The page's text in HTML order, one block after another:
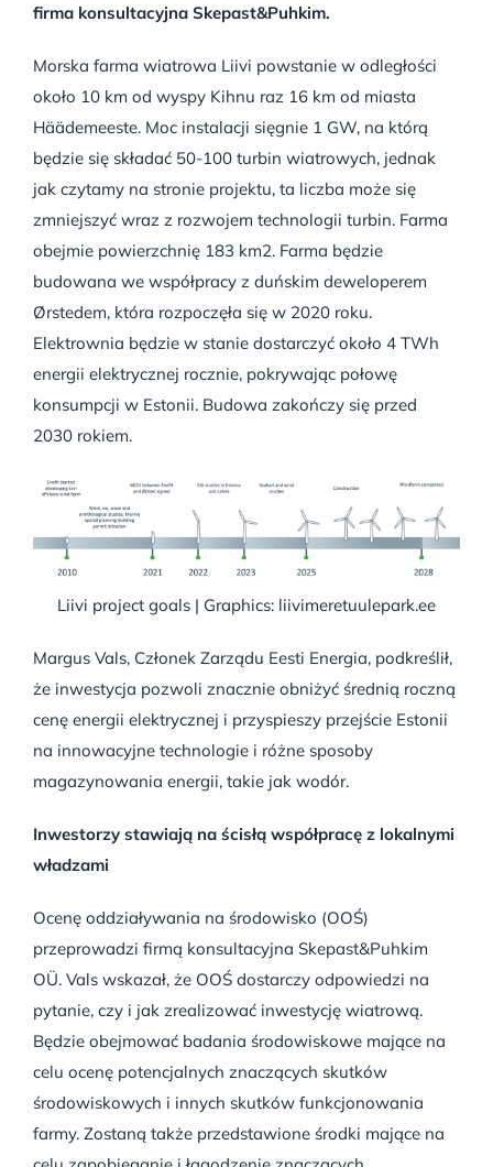
firma konsultacyjna Skepast&Puhkim.
Morska farma wiatrowa Liivi powstanie w odległości
około 10 km od wyspy Kihnu raz 16 km od miasta
Häädemeeste. Moc instalacji sięgnie 1 GW, na którą
będzie się składać 50-100 turbin wiatrowych, jednak
jak czytamy na stronie projektu, ta liczba może się
zmniejszyć wraz z rozwojem technologii turbin. Farma
obejmie powierzchnię 183 km2. Farma będzie
budowana we współpracy z duńskim deweloperem
Ørstedem, która rozpoczęła się w 2020 roku.
Elektrownia będzie w stanie dostarczyć około 4 TWh
energii elektrycznej rocznie, pokrywając połowę
konsumpcji w Estonii. Budowa zakończy się przed
2030 rokiem.
Liivi project goals | Graphics: liivimeretuulepark.ee
Margus Vals, Członek Zarządu Eesti Energia, podkreślił,
że inwestycja pozwoli znacznie obniżyć średnią roczną
cenę energii elektrycznej i przyspieszy przejście Estonii
na innowacyjne technologie i różne sposoby
magazynowania energii, takie jak wodór.
Inwestorzy stawiają na ścisłą współpracę z lokalnymi
władzami
Ocenę oddziaływania na środowisko (OOŚ)
przeprowadzi firmą konsultacyjna Skepast&Puhkim
OÜ. Vals wskazał, że OOŚ dostarczy odpowiedzi na
pytanie, czy i jak zrealizować inwestycję wiatrową.
Będzie obejmować badania środowiskowe mające na
celu ocenę potencjalnych znaczących skutków
środowiskowych i innych skutków funkcjonowania
farmy. Zostaną także przedstawione środki mające na